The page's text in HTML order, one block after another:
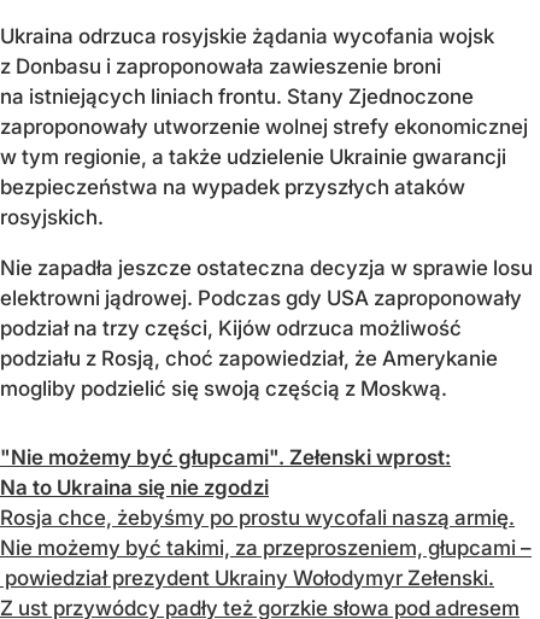
Ukraina odrzuca rosyjskie żądania wycofania wojsk
z Donbasu i zaproponowała zawieszenie broni
na istniejących liniach frontu. Stany Zjednoczone
zaproponowały utworzenie wolnej strefy ekonomicznej
w tym regionie, a także udzielenie Ukrainie gwarancji
bezpieczeństwa na wypadek przyszłych ataków
rosyjskich.
Nie zapadła jeszcze ostateczna decyzja w sprawie losu
elektrowni jądrowej. Podczas gdy USA zaproponowały
podział na trzy części, Kijów odrzuca możliwość
podziału z Rosją, choć zapowiedział, że Amerykanie
mogliby podzielić się swoją częścią z Moskwą.
"Nie możemy być głupcami". Zełenski wprost:
Na to Ukraina się nie zgodzi
Rosja chce, żebyśmy po prostu wycofali naszą armię.
Nie możemy być takimi, za przeproszeniem, głupcami –
powiedział prezydent Ukrainy Wołodymyr Zełenski.
Z ust przywódcy padły też gorzkie słowa pod adresem